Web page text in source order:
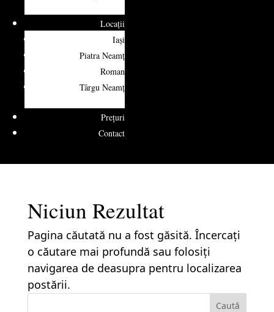
Locații
Iași
Piatra Neamț
Roman
Târgu Neamț
Prețuri
Contact
Niciun Rezultat
Pagina căutată nu a fost găsită. Încercați
o căutare mai profundă sau folosiți
navigarea de deasupra pentru localizarea
postării.
Caută